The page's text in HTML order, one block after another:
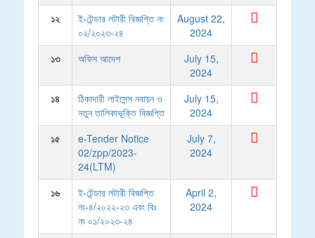
১২
ই-টেন্ডার লটারী বিজ্ঞপ্তি নং
০২/২০২৩-২৪
August 22,
2024
১৩
অফিস আদেশ
July 15,
2024
১৪
ঠিকাদারী লাইসেন্স নবায়ন ও
নতুন তালিকাভূক্তি বিজ্ঞপ্তি
July 15,
2024
১৫
e-Tender Notice
02/zpp/2023-
24(LTM)
July 7,
2024
১৬
ই-টেন্ডার লটারী বিজ্ঞপ্তি
নং-৪/২০২২-২৩ এবং বিঃ
নং ০১/২০২৩-২৪
April 2,
2024